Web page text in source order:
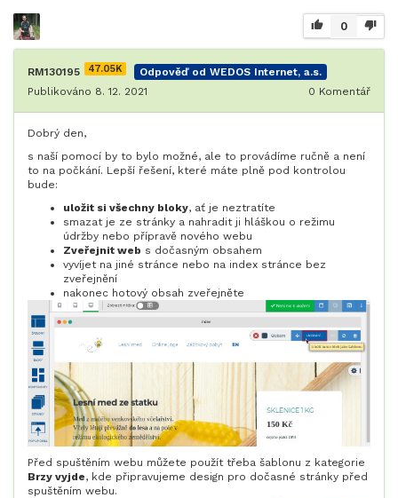
0
RM130195 47.05K
Odpověď od WEDOS Internet, a.s.
Publikováno 8. 12. 2021
0 Komentář
Dobrý den,
s naší pomocí by to bylo možné, ale to provádíme ručně a není
to na počkání. Lepší řešení, které máte plně pod kontrolou
bude:
uložit si všechny bloky, ať je neztratíte
smazat je ze stránky a nahradit ji hláškou o režimu
údržby nebo přípravě nového webu
Zveřejnit web s dočasným obsahem
vyvíjet na jiné stránce nebo na index stránce bez
zveřejnění
nakonec hotový obsah zveřejněte
Před spuštěním webu můžete použít třeba šablonu z kategorie
Brzy vyjde, kde připravujeme design pro dočasné stránky před
spuštěním webu.